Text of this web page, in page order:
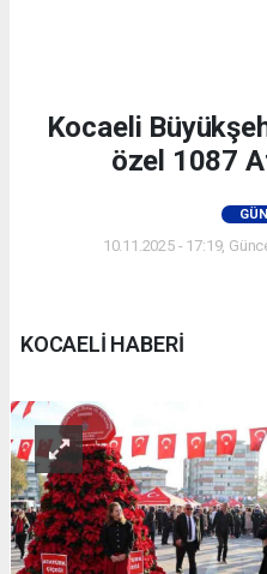
Kocaeli
özel 1087
10.11.2025 - 17:19,
KOCAELİ HABERİ